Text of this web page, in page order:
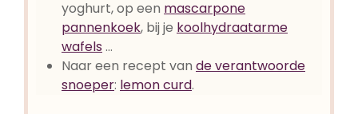
yoghurt, op een mascarpone
pannenkoek, bij je koolhydraatarme
wafels …
Naar een recept van de verantwoorde
snoeper: lemon curd.